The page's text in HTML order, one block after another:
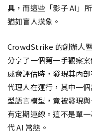
具 ，而這些「影子 AI」
猶如盲人摸象。
CrowdStrike 的創辦人
分享了一個第一手觀察
威脅評估時，發現其內
代理人在運行，其中一
型語言模型，竟被發現
有定期連線。這不是單
代 AI 常態。